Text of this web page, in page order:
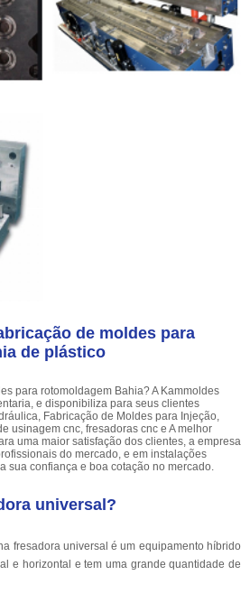
de moldes para
de plástico
para rotomoldagem Bahia? A Kammoldes
e disponibiliza para seus clientes
Fabricação de Moldes para Injeção,
usinagem cnc, fresadoras cnc e A melhor
uma maior satisfação dos clientes, a empresa
do mercado, e em instalações
sua confiança e boa cotação no mercado.
universal?
fresadora universal é um equipamento híbrido
e horizontal e tem uma grande quantidade de